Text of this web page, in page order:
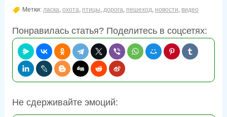
Метки: ласка охота птицы дорога пешеход новости видео
Понравилась статья? Поделитесь в соцсетях:
Не сдерживайте эмоций: